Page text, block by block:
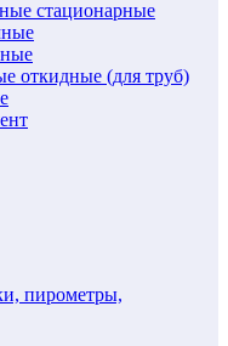
стационарные
откидные (для труб)
пирометры,